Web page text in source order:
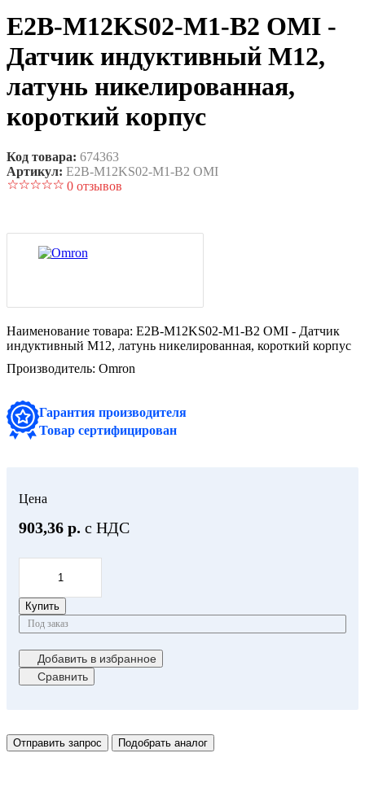
E2B-M12KS02-M1-B2 OMI -
Датчик индуктивный M12,
латунь никелированная,
короткий корпус
Код товара: 674363
Артикул: E2B-M12KS02-M1-B2 OMI
0 отзывов
Наименование товара: E2B-M12KS02-M1-B2 OMI - Датчик
индуктивный M12, латунь никелированная, короткий корпус
Производитель: Omron
Гарантия производителя
Товар сертифицирован
Цена
903,36 р. с НДС
Купить
Под заказ
Добавить в избранное
Сравнить
Отправить запрос Подобрать аналог